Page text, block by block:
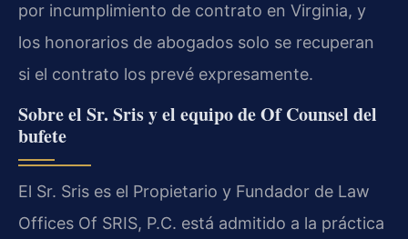
por incumplimiento de contrato en Virginia, y
los honorarios de abogados solo se recuperan
si el contrato los prevé expresamente.
Sobre el Sr. Sris y el equipo de Of Counsel del
bufete
El Sr. Sris es el Propietario y Fundador de Law
Offices Of SRIS, P.C. está admitido a la práctica